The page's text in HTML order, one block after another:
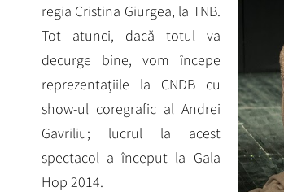
regia Cristina Giurgea, la TNB.
Tot atunci, dacă totul va
decurge bine, vom începe
reprezentaţiile la CNDB cu
show-ul coregrafic al Andrei
Gavriliu; lucrul la acest
spectacol a început la Gala
Hop 2014.